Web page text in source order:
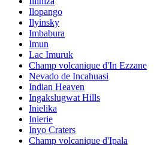
Ilopango
Ilyinsky
Imbabura
Imun
Lac Imuruk
Champ volcanique d'In Ezzane
Nevado de Incahuasi
Indian Heaven
Ingakslugwat Hills
Inielika
Inierie
Inyo Craters
Champ volcanique d'Ipala